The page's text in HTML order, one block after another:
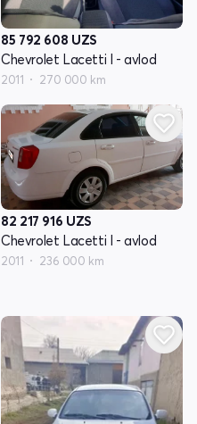
85 792 608 UZS
Chevrolet Lacetti I - avlod
2011 270 000 km
82 217 916 UZS
Chevrolet Lacetti I - avlod
2011 236 000 km